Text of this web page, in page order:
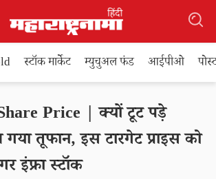
स्टॉक मार्केट म्युचुअल फंड आईपीओ
Price | क्यों टूट पड़े
तूफान, इस टारगेट प्राइस को
इंफ्रा स्टॉक